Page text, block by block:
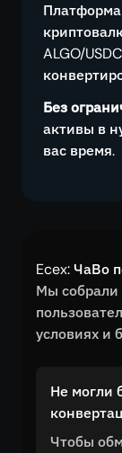
ALGO/
Без
активы в
вас время.
Ecex: ЧаВо
Мы
условиях и
Не могли
Чтобы